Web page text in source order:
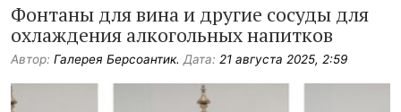
Фонтаны для вина и другие сосуды для
охлаждения алкогольных напитков
Автор: Галерея Берсоантик. Дата: 21 августа 2025, 2:59